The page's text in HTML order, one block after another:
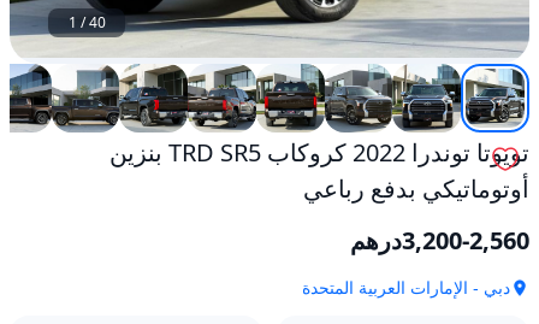
1 /40
تويوتا توندرا 2022 كروكاب TRD SR5 بنزين
أوتوماتيكي بدفع رباعي
3,200-2,560درهم
دبي - الإمارات العربية المتحدة